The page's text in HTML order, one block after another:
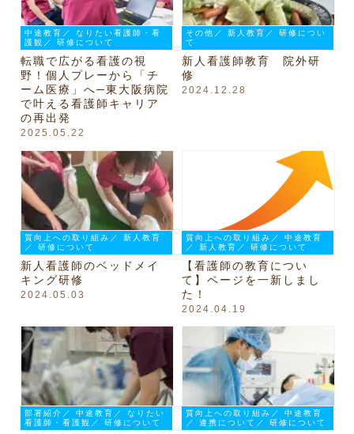
中途教育／ なりたい看護師・看
護観／ 研修について
転職で広がる看護の視
野！個人プレーから「チ
ーム医療」へ─東大阪病院
で叶える看護師キャリア
の再出発
2025.05.22
その他／ 新人教育／ 研修につい
て
新人看護師教育 院外研
修
2024.12.28
質向上への取り組み／ 新人教育
／ 研修について
新人看護師のベッドメイ
キング研修
2024.05.03
質向上への取り組み／ 中途教育
／ 新人教育／ 研修について
【看護師の教育につい
て】ページを一新しまし
た！
2024.04.19
部署紹介／ 中途教育／ なりたい
看護師・看護観／ 研修について
質向上への取り組み／ 中途教育
／ 連携について／ 研修について